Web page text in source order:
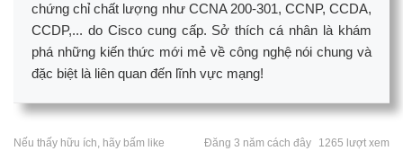
chứng chỉ chất lượng như CCNA 200-301, CCNP, CCDA,
CCDP,... do Cisco cung cấp. Sở thích cá nhân là khám
phá những kiến thức mới mẻ về công nghệ nói chung và
đặc biệt là liên quan đến lĩnh vực mạng!
Nếu thấy hữu ích, hãy bấm like Đăng 3 năm cách đây 1265 lượt xem